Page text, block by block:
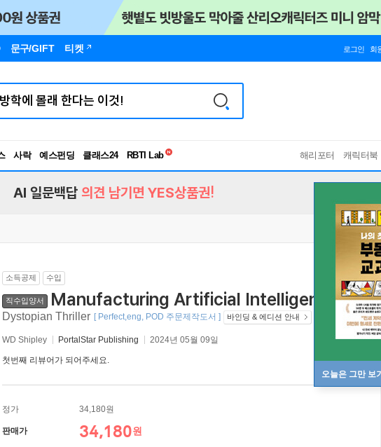
문구/GIFT 티켓 로그인 회
사락 예스펀딩 클래스24
독서유형검사
해리포터 캐릭터북
오늘은 그만 보
AI 일문백답 의견 남기면 YES상품권!
소득공제 수입
직수입양서 Manufacturing Artificial Intelligence
Dystopian Thriller [ Perfect,eng, POD 주문제작도서 ] 바인딩 & 에디션 안내
WD Shipley PortalStar Publishing 2024년 05월 09일
첫번째 리뷰어가 되어주세요.
정가 34,180원
판매가 34,180원